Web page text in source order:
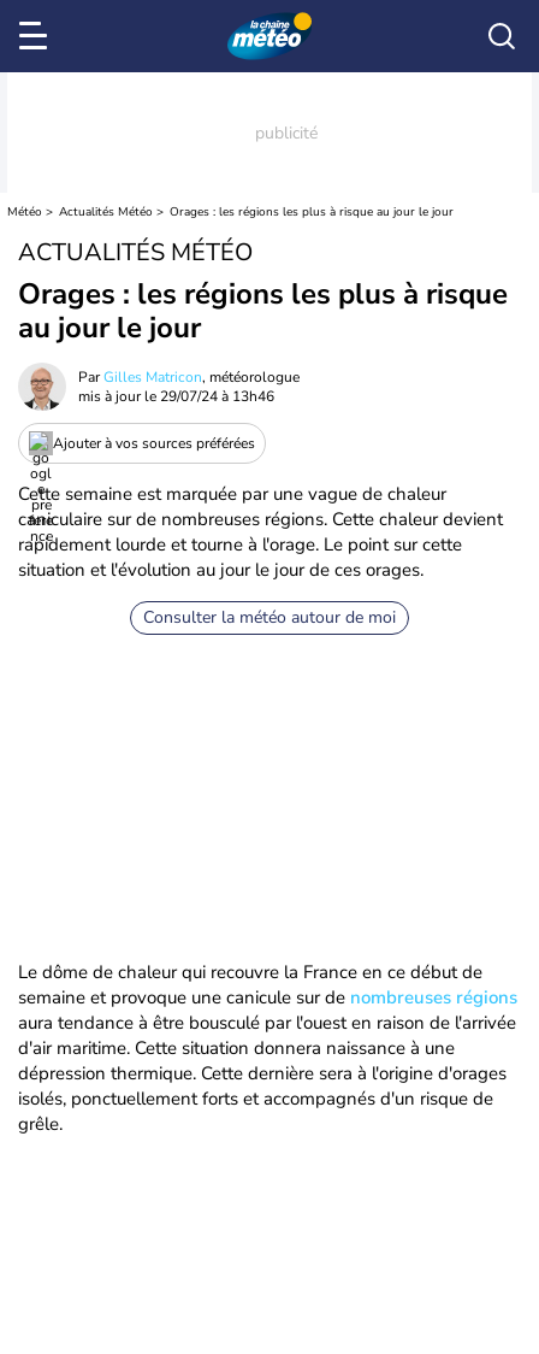
Météo Actualités Météo Orages : les régions les plus à risque au jour le jour
ACTUALITÉS MÉTÉO
Orages : les régions les plus à risque
au jour le jour
ParGilles Matricon, météorologue
mis à jour le 29/07/24 à 13h46
Ajouter à vos sources préférées
Cette semaine est marquée par une vague de chaleur
caniculaire sur de nombreuses régions. Cette chaleur devient
rapidement lourde et tourne à l'orage. Le point sur cette
situation et l'évolution au jour le jour de ces orages.
Consulter la météo autour de moi
Le dôme de chaleur qui recouvre la France en ce début de
semaine et provoque une canicule sur de nombreuses régions
aura tendance à être bousculé par l'ouest en raison de l'arrivée
d'air maritime. Cette situation donnera naissance à une
dépression thermique. Cette dernière sera à l'origine d'orages
isolés, ponctuellement forts et accompagnés d'un risque de
grêle.